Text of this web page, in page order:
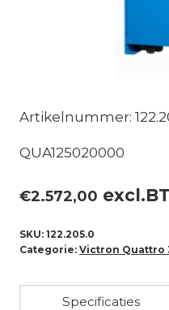
Artikelnummer:
QUA125020000
€2.572,00
SKU: 122.205.0
Categorie: Victron Quattro
Specificaties